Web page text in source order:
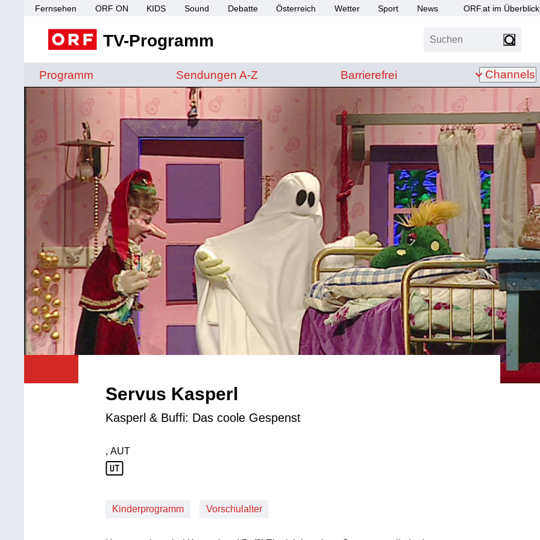
Fernsehen ORF ON KIDS Sound Debatte Österreich Wetter Sport News ORF.at im Überblick
TV-Programm Suchen
Programm Sendungen von A bis Z
Sendungen A-Z Barrierefrei
Barrierefrei Channels
Servus Kasperl
Kasperl & Buffi: Das coole Gespenst
Produktionsland: AUT
, AUT
Kinderprogramm Vorschulalter